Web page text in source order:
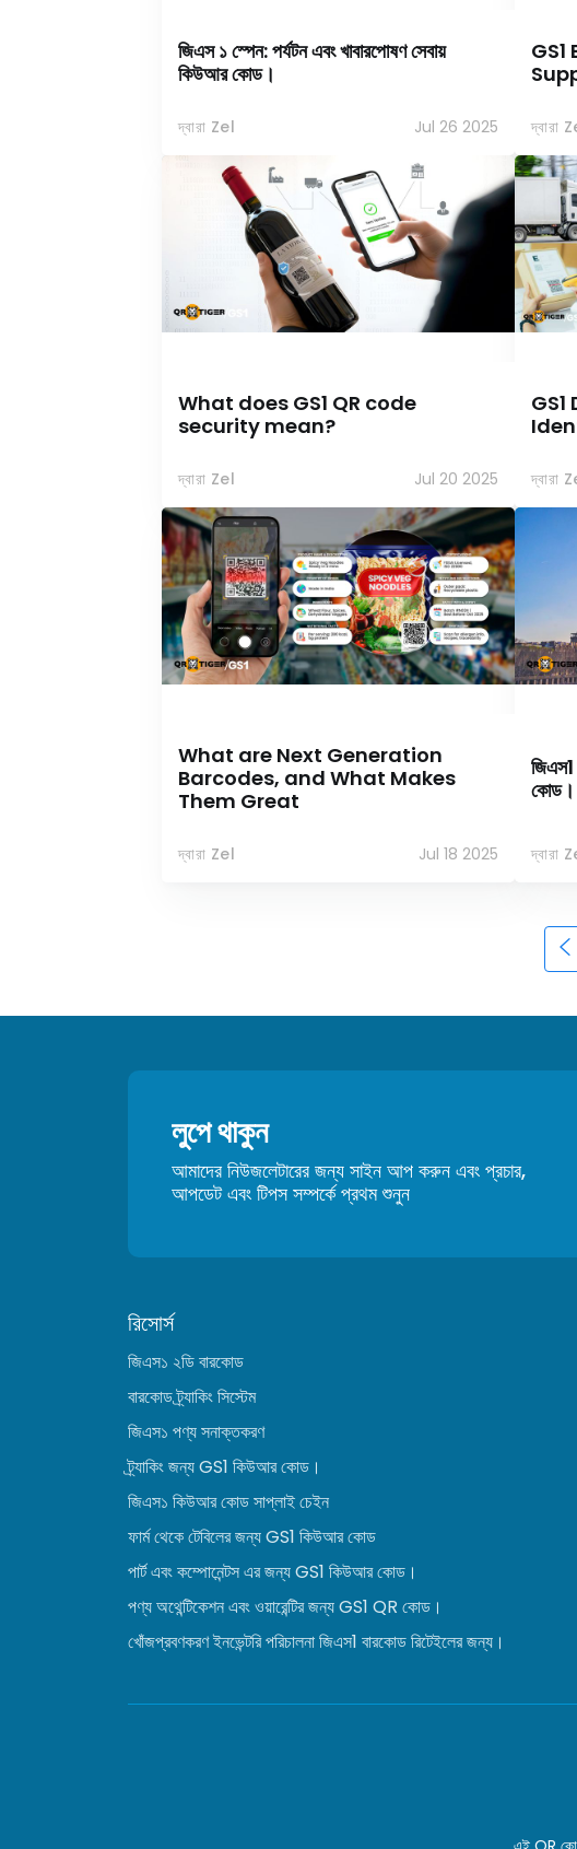
জিএস ১ স্পেন: পর্যটন এবং খাবারপোষণ সেবায়
কিউআর কোড।
দ্বারা Zel Jul 26 2025 দ্বারা
What does GS1 QR code
security mean?
দ্বারা Zel Jul 20 2025 দ্বারা
What are Next Generation
Barcodes, and What Makes
Them Great
দ্বারা Zel Jul 18 2025
কোড।
দ্বারা
লুপে থাকুন
আমাদের নিউজলেটারের জন্য সাইন আপ করুন এবং প্রচার,
আপডেট এবং টিপস সম্পর্কে প্রথম শুনুন
রিসোর্স
জিএস১ ২ডি বারকোড
বারকোড ট্র্যাকিং সিস্টেম
জিএস১ পণ্য সনাক্তকরণ
ট্র্যাকিং জন্য GS1 কিউআর কোড।
জিএস১ কিউআর কোড সাপ্লাই চেইন
ফার্ম থেকে টেবিলের জন্য GS1 কিউআর কোড
পার্ট এবং কম্পোনেন্টস এর জন্য GS1 কিউআর কোড।
পণ্য অথেন্টিকেশন এবং ওয়ারেন্টির জন্য GS1 QR কোড।
খোঁজপ্রবণকরণ ইনভেন্টরি পরিচালনা জিএস1 বারকোড রিটেইলের জন্য।